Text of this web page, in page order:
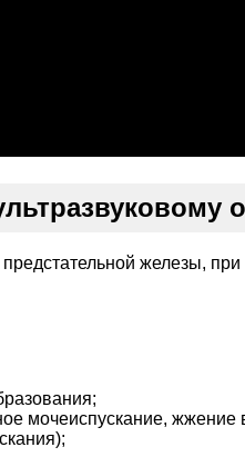
железы,
мочеиспускание,